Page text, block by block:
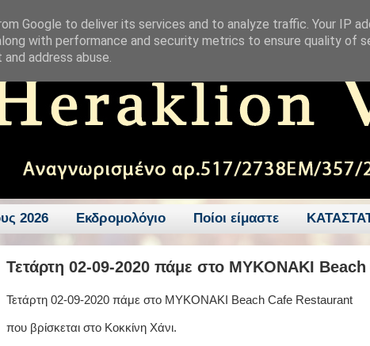
2026 Εκδρομολόγιο Ποίοι είμαστε
Τετάρτη 02-09-2020 πάμε στο MYKONAKI
Τετάρτη 02-09-2020 πάμε στο MYKONAKI Beach Cafe Restaurant
που βρίσκεται στο Κοκκίνη Χάνι.
Google to deliver its services and to analyze traffic. Your IP
with performance and security metrics to ensure quality of
address abuse.